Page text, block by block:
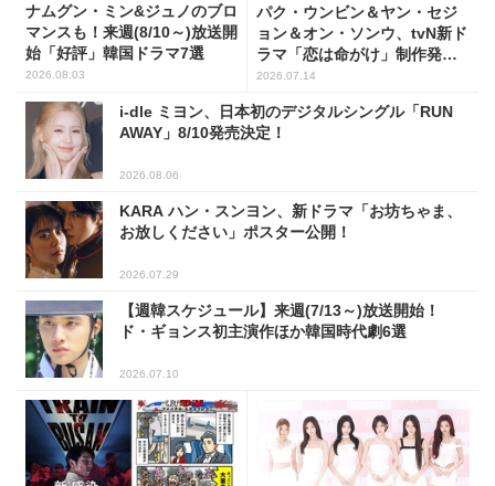
ナムグン・ミン&ジュノのブロ
マンスも！来週(8/10～)放送開
始「好評」韓国ドラマ7選
2026.08.03
パク・ウンビン＆ヤン・セジ
ョン＆オン・ソンウ、tvN新ド
ラマ「恋は命がけ」制作発表
会に出席！(PHOTO18枚)
2026.07.14
i-dle ミヨン、日本初のデジタルシングル「RUN
AWAY」8/10発売決定！
2026.08.06
KARA ハン・スンヨン、新ドラマ「お坊ちゃま、
お放しください」ポスター公開！
2026.07.29
【週韓スケジュール】来週(7/13～)放送開始！
ド・ギョンス初主演作ほか韓国時代劇6選
2026.07.10